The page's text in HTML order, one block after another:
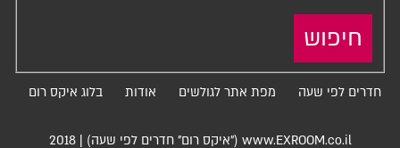
חיפוש
חדרים לפי שעה מפת אתר לגולשים אודות בלוג איקס רום
www.EXROOM.co.il ("איקס רום" חדרים לפי שעה) |
2018